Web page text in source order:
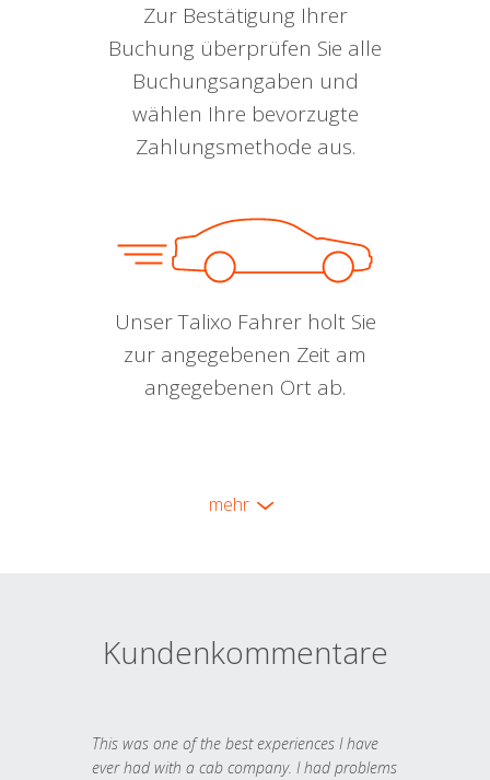
Zur Bestätigung Ihrer
Buchung überprüfen Sie alle
Buchungsangaben und
wählen Ihre bevorzugte
Zahlungsmethode aus.
Unser Talixo Fahrer holt Sie
zur angegebenen Zeit am
angegebenen Ort ab.
mehr
Kundenkommentare
This was one of the best experiences I have
ever had with a cab company. I had problems